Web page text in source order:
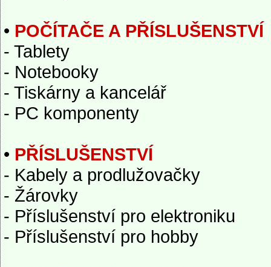
• POČÍTAČE A PŘÍSLUŠENSTVÍ
- Tablety
- Notebooky
- Tiskárny a kancelář
- PC komponenty
• PŘÍSLUŠENSTVÍ
- Kabely a prodlužovačky
- Žárovky
- Příslušenství pro elektroniku
- Příslušenství pro hobby